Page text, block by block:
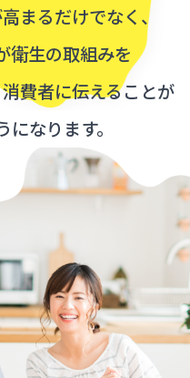
まるだけでなく、
衛生の取組みを
消費者に伝えることが
になります。